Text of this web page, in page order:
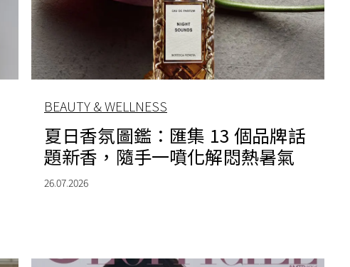
BEAUTY & WELLNESS
夏日香氛圖鑑：匯集 13 個品牌話
題新香，隨手一噴化解悶熱暑氣
26.07.2026